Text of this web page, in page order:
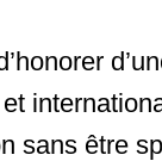
sans être